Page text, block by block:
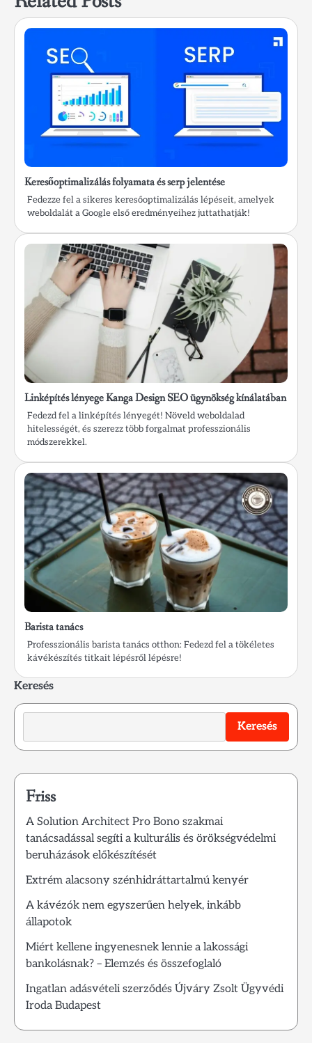
Keresőoptimalizálás folyamata és serp jelentése
Fedezze fel a sikeres keresőoptimalizálás lépéseit, amelyek
weboldalát a Google első eredményeihez juttathatják!
Linképítés lényege Kanga Design SEO ügynökség kínálatában
Fedezd fel a linképítés lényegét! Növeld weboldalad
hitelességét, és szerezz több forgalmat professzionális
módszerekkel.
Barista tanács
Professzionális barista tanács otthon: Fedezd fel a tökéletes
kávékészítés titkait lépésről lépésre!
Keresés
Keresés
Friss
A Solution Architect Pro Bono szakmai
tanácsadással segíti a kulturális és örökségvédelmi
beruházások előkészítését
Extrém alacsony szénhidráttartalmú kenyér
A kávézók nem egyszerűen helyek, inkább
állapotok
Miért kellene ingyenesnek lennie a lakossági
bankolásnak? – Elemzés és összefoglaló
Ingatlan adásvételi szerződés Újváry Zsolt Ügyvédi
Iroda Budapest